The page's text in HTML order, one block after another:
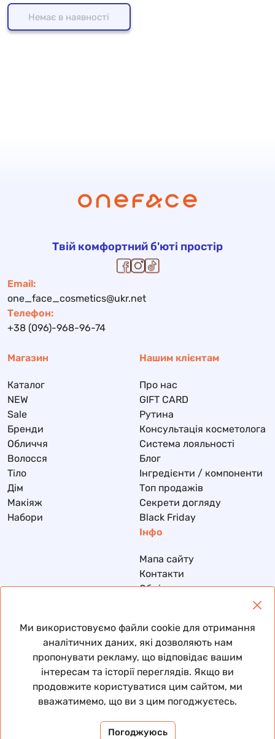
Немає в наявності
Твій комфортний б'юті простір
Email:
one_face_cosmetics@ukr.net
Телефон:
+38 (096)-968-96-74
Магазин
Каталог
NEW
Sale
Бренди
Обличчя
Волосся
Тіло
Дім
Макіяж
Набори
Нашим клієнтам
Про нас
GIFT CARD
Рутина
Консультація косметолога
Система лояльності
Блог
Інгредієнти / компоненти
Топ продажів
Секрети догляду
Black Friday
Інфо
Мапа сайту
Контакти
Обмін та повернення
Договір публічної оферти
© 2026 Всі права захищені
Ми використовуємо файли cookie для отримання
аналітичних даних, які дозволяють нам
пропонувати рекламу, що відповідає вашим
інтересам та історії переглядів. Якщо ви
продовжите користуватися цим сайтом, ми
вважатимемо, що ви з цим погоджуєтесь.
Погоджуюсь